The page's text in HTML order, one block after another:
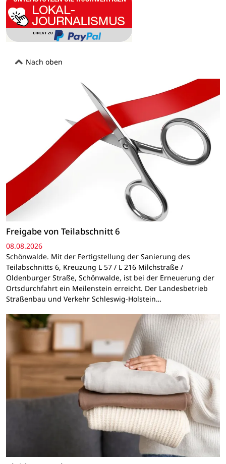
Nach oben
Freigabe von Teilabschnitt 6
08.08.2026
Schönwalde. Mit der Fertigstellung der Sanierung des
Teilabschnitts 6, Kreuzung L 57 / L 216 Milchstraße /
Oldenburger Straße, Schönwalde, ist bei der Erneuerung der
Ortsdurchfahrt ein Meilenstein erreicht. Der Landesbetrieb
Straßenbau und Verkehr Schleswig-Holstein…